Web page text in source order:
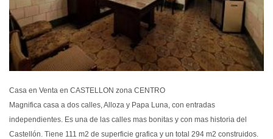
Casa en Venta en CASTELLON zona CENTRO
Magnifica casa a dos calles, Alloza y Papa Luna, con entradas
independientes. Es una de las calles mas bonitas y con mas historia del
Castellón. Tiene 111 m2 de superficie grafica y un total 294 m2 construidos.